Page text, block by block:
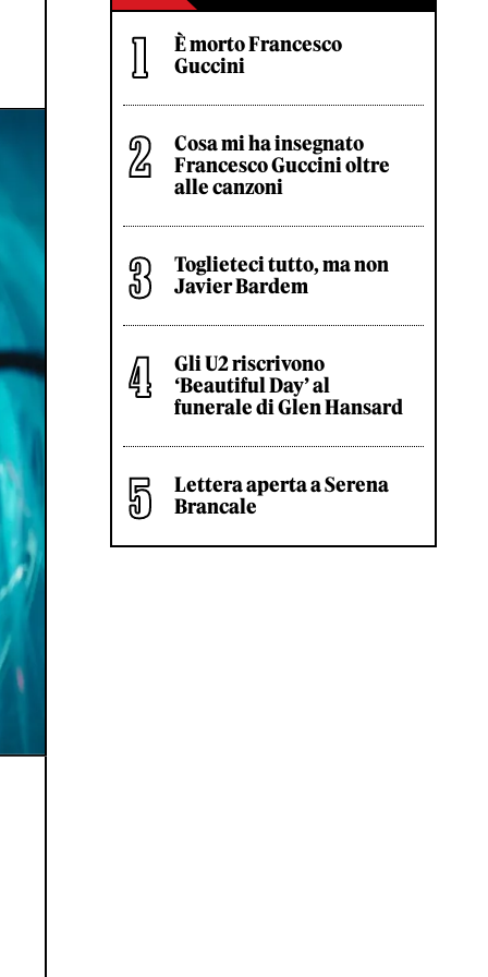
È morto Francesco
Guccini
Cosa mi ha insegnato
Francesco Guccini oltre
alle canzoni
Toglieteci tutto, ma non
Javier Bardem
Gli U2 riscrivono
‘Beautiful Day’ al
funerale di Glen Hansard
Lettera aperta a Serena
Brancale